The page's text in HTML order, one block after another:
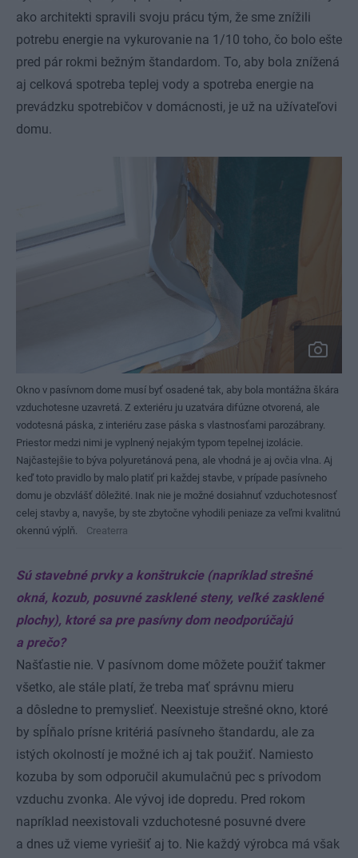
ako architekti spravili svoju prácu tým, že sme znížili
potrebu energie na vykurovanie na 1/10 toho, čo bolo ešte
pred pár rokmi bežným štandardom. To, aby bola znížená
aj celková spotreba teplej vody a spotreba energie na
prevádzku spotrebičov v domácnosti, je už na užívateľovi
domu.
Okno v pasívnom dome musí byť osadené tak, aby bola montážna škára
vzduchotesne uzavretá. Z exteriéru ju uzatvára difúzne otvorená, ale
vodotesná páska, z interiéru zase páska s vlastnosťami parozábrany.
Priestor medzi nimi je vyplnený nejakým typom tepelnej izolácie.
Najčastejšie to býva polyuretánová pena, ale vhodná je aj ovčia vlna. Aj
keď toto pravidlo by malo platiť pri každej stavbe, v prípade pasívneho
domu je obzvlášť dôležité. Inak nie je možné dosiahnuť vzduchotesnosť
celej stavby a, navyše, by ste zbytočne vyhodili peniaze za veľmi kvalitnú
okennú výplň.
Createrra
Sú stavebné prvky a konštrukcie (napríklad strešné
okná, kozub, posuvné zasklené steny, veľké zasklené
plochy), ktoré sa pre pasívny dom neodporúčajú
a prečo?
Našťastie nie. V pasívnom dome môžete použiť takmer
všetko, ale stále platí, že treba mať správnu mieru
a dôsledne to premyslieť. Neexistuje strešné okno, ktoré
by spĺňalo prísne kritériá pasívneho štandardu, ale za
istých okolností je možné ich aj tak použiť. Namiesto
kozuba by som odporučil akumulačnú pec s prívodom
vzduchu zvonka. Ale vývoj ide dopredu. Pred rokom
napríklad neexistovali vzduchotesné posuvné dvere
a dnes už vieme vyriešiť aj to. Nie každý výrobca má však